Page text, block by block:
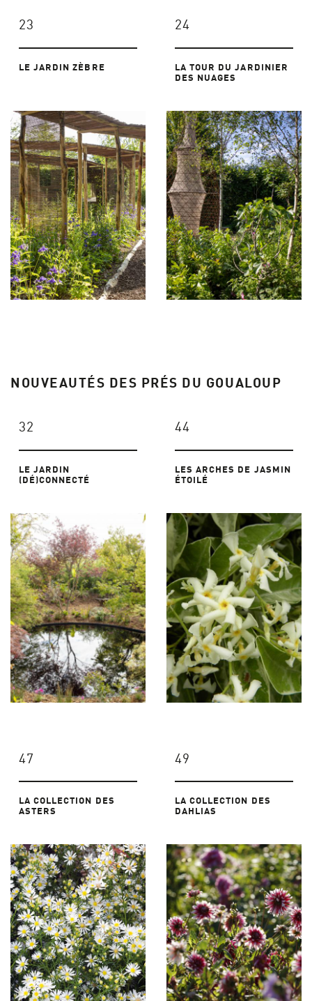
23
LE JARDIN ZÈBRE
24
LA TOUR DU JARDINIER
DES NUAGES
NOUVEAUTÉS DES PRÉS DU GOUALOUP
32
LE JARDIN
(DÉ)CONNECTÉ
44
LES ARCHES DE JASMIN
ÉTOILÉ
47
LA COLLECTION DES
ASTERS
49
LA COLLECTION DES
DAHLIAS